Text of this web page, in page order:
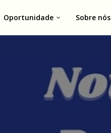
Oportunidade Sobre nós